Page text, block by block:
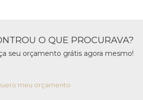
O QUE PROCURAVA?
seu orçamento grátis agora mesmo!
meu orçamento